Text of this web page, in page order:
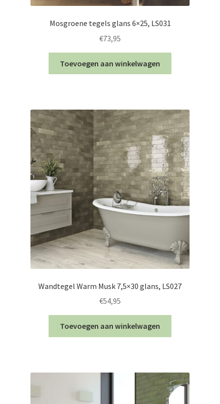
Mosgroene tegels glans 6×25, LS031
€73,95
Toevoegen aan winkelwagen
Wandtegel Warm Musk 7,5×30 glans, LS027
€54,95
Toevoegen aan winkelwagen